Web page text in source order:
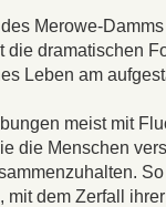
Merowe-
dramatischen
Leben am
meist mit
die Menschen
dem Zerfall